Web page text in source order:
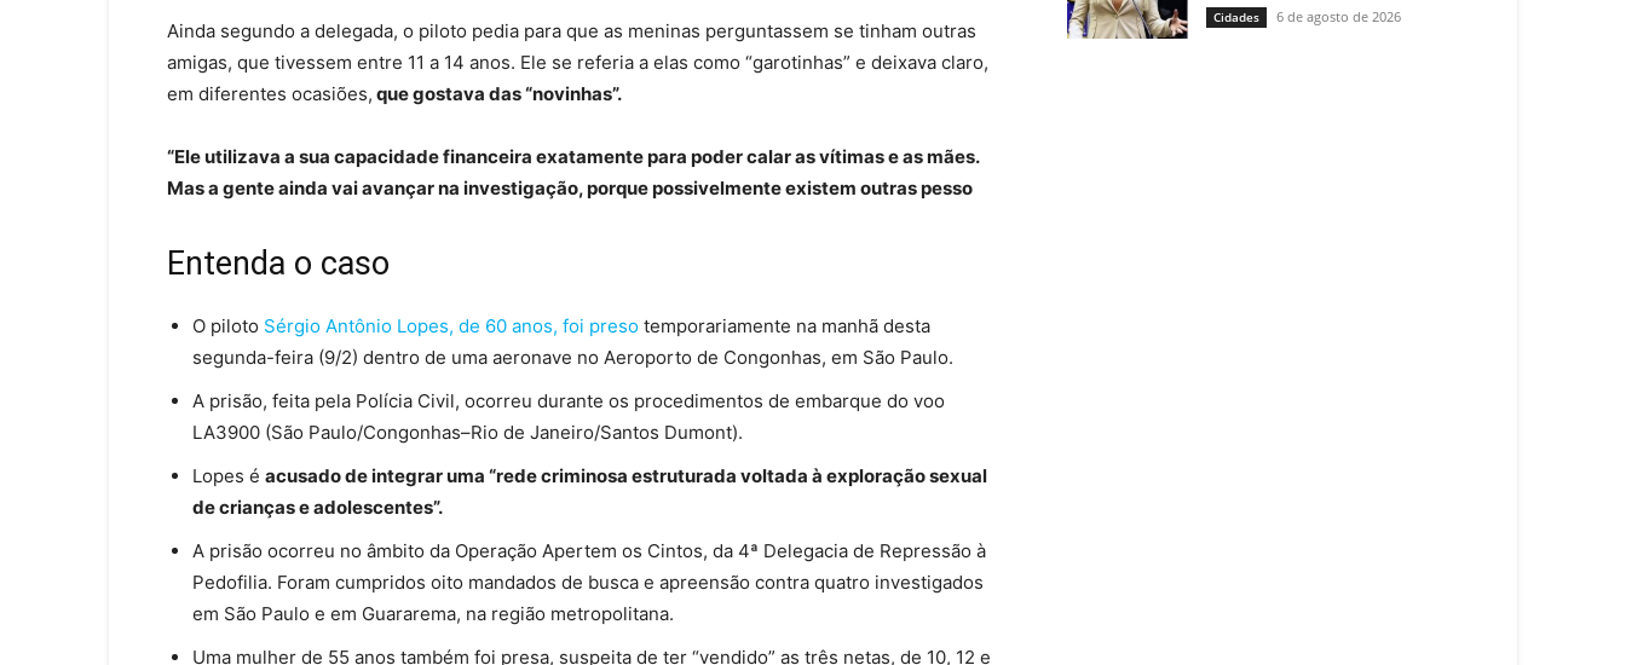
Ainda segundo a delegada, o piloto pedia para que as meninas perguntassem se tinham outras
amigas, que tivessem entre 11 a 14 anos. Ele se referia a elas como “garotinhas” e deixava claro,
em diferentes ocasiões, que gostava das “novinhas”.
“Ele utilizava a sua capacidade financeira exatamente para poder calar as vítimas e as mães.
Mas a gente ainda vai avançar na investigação, porque possivelmente existem outras pesso
Entenda o caso
O piloto Sérgio Antônio Lopes, de 60 anos, foi preso temporariamente na manhã desta
segunda-feira (9/2) dentro de uma aeronave no Aeroporto de Congonhas, em São Paulo.
A prisão, feita pela Polícia Civil, ocorreu durante os procedimentos de embarque do voo
LA3900 (São Paulo/Congonhas–Rio de Janeiro/Santos Dumont).
Lopes é acusado de integrar uma “rede criminosa estruturada voltada à exploração sexual
de crianças e adolescentes”.
A prisão ocorreu no âmbito da Operação Apertem os Cintos, da 4ª Delegacia de Repressão à
Pedofilia. Foram cumpridos oito mandados de busca e apreensão contra quatro investigados
em São Paulo e em Guararema, na região metropolitana.
Uma mulher de 55 anos também foi presa, suspeita de ter “vendido” as três netas, de 10, 12 e
Cidades 6 de agosto de 2026